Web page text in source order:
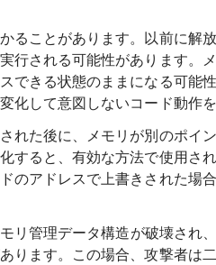
ることがあります。以前に解
行される可能性があります。
できる状態のままになる可能
化して意図しないコード動作
れた後に、メモリが別のポイ
すると、有効な方法で使用さ
のアドレスで上書きされた場
リ管理データ構造が破壊され
ります。この場合、攻撃者は